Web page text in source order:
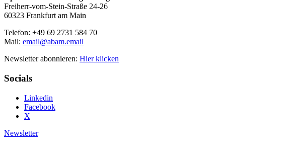
Freiherr-vom-Stein-Straße 24-26
60323 Frankfurt am Main
Telefon: +49 69 2731 584 70
Mail: email@abam.email
Newsletter abonnieren: Hier klicken
Socials
Linkedin
Facebook
X
Newsletter